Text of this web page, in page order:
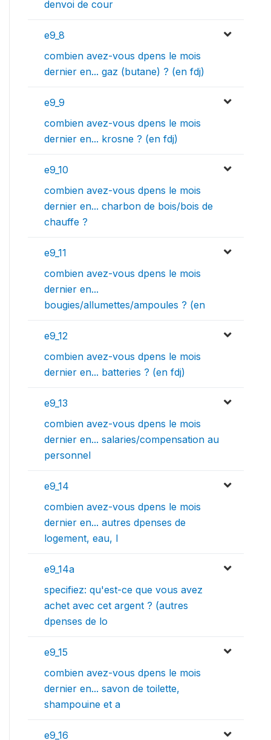
denvoi de cour
e9_8
combien avez-vous dpens le mois
dernier en... gaz (butane) ? (en fdj)
e9_9
combien avez-vous dpens le mois
dernier en... krosne ? (en fdj)
e9_10
combien avez-vous dpens le mois
dernier en... charbon de bois/bois de
chauffe ?
e9_11
combien avez-vous dpens le mois
dernier en...
bougies/allumettes/ampoules ? (en
e9_12
combien avez-vous dpens le mois
dernier en... batteries ? (en fdj)
e9_13
combien avez-vous dpens le mois
dernier en... salaries/compensation au
personnel
e9_14
combien avez-vous dpens le mois
dernier en... autres dpenses de
logement, eau, l
e9_14a
specifiez: qu'est-ce que vous avez
achet avec cet argent ? (autres
dpenses de lo
e9_15
combien avez-vous dpens le mois
dernier en... savon de toilette,
shampouine et a
e9_16